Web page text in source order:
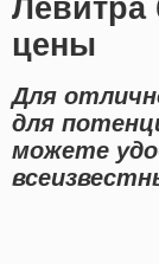
Левитра
цены
Для
для
можете